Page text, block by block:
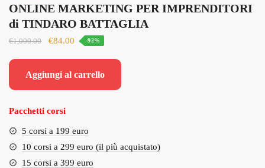
ONLINE MARKETING PER IMPRENDITORI
di TINDARO BATTAGLIA
€1,000.00
Il
era:
€84.00 Il
è:
-92%
Aggiungi al carrello
Pacchetti corsi
5 corsi a 199 euro
10 corsi a 299 euro (il più acquistato)
15 corsi a 399 euro